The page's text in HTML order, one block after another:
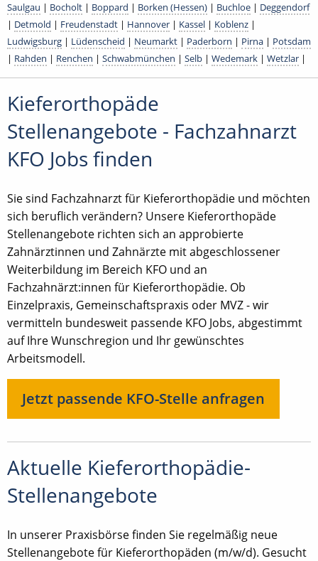
Saulgau | Bocholt | Boppard | Borken (Hessen) | Buchloe | Deggendorf
| Detmold | Freudenstadt | Hannover | Kassel | Koblenz |
Ludwigsburg | Lüdenscheid | Neumarkt | Paderborn | Pirna | Potsdam
| Rahden | Renchen | Schwabmünchen | Selb | Wedemark | Wetzlar |
Kieferorthopäde
Stellenangebote - Fachzahnarzt
KFO Jobs finden
Sie sind Fachzahnarzt für Kieferorthopädie und möchten
sich beruflich verändern? Unsere Kieferorthopäde
Stellenangebote richten sich an approbierte
Zahnärztinnen und Zahnärzte mit abgeschlossener
Weiterbildung im Bereich KFO und an
Fachzahnärzt:innen für Kieferorthopädie. Ob
Einzelpraxis, Gemeinschaftspraxis oder MVZ - wir
vermitteln bundesweit passende KFO Jobs, abgestimmt
auf Ihre Wunschregion und Ihr gewünschtes
Arbeitsmodell.
Jetzt passende KFO-Stelle anfragen
Aktuelle Kieferorthopädie-
Stellenangebote
In unserer Praxisbörse finden Sie regelmäßig neue
Stellenangebote für Kieferorthopäden (m/w/d). Gesucht